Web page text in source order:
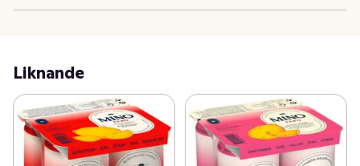
Liknande